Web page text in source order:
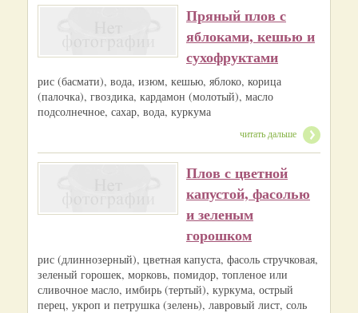
Пряный плов с
яблоками, кешью и
сухофруктами
рис (басмати), вода, изюм, кешью, яблоко, корица
(палочка), гвоздика, кардамон (молотый), масло
подсолнечное, сахар, вода, куркума
читать дальше
Плов с цветной
капустой, фасолью
и зеленым
горошком
рис (длиннозерный), цветная капуста, фасоль стручковая,
зеленый горошек, морковь, помидор, топленое или
сливочное масло, имбирь (тертый), куркума, острый
перец, укроп и петрушка (зелень), лавровый лист, соль